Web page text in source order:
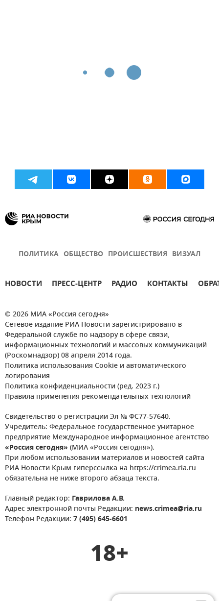
ПОЛИТИКА ОБЩЕСТВО ПРОИСШЕСТВИЯ ВИЗУАЛ
НОВОСТИ ПРЕСС-ЦЕНТР РАДИО КОНТАКТЫ
© 2026 МИА «Россия сегодня»
Сетевое издание РИА Новости зарегистрировано в
Федеральной службе по надзору в сфере связи,
информационных технологий и массовых коммуникаций
(Роскомнадзор) 08 апреля 2014 года.
Политика использования Cookie и автоматического
логирования
Политика конфиденциальности (ред. 2023 г.)
Правила применения рекомендательных технологий
Свидетельство о регистрации Эл № ФС77-57640.
Учредитель: Федеральное государственное унитарное
предприятие Международное информационное агентство
«Россия сегодня» (МИА «Россия сегодня»).
При любом использовании материалов и новостей сайта
РИА Новости Крым гиперссылка на https://crimea.ria.ru
обязательна не ниже второго абзаца текста.
Главный редактор: Гаврилова А.В.
Адрес электронной почты Редакции: news.crimea@ria.ru
Телефон Редакции: 7 (495) 645-6601
18+